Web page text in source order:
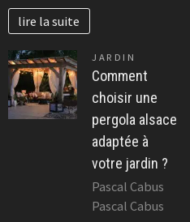
lire la suite
JARDIN
Comment
choisir une
pergola alsace
adaptée à
votre jardin ?
Pascal Cabus
Pascal Cabus